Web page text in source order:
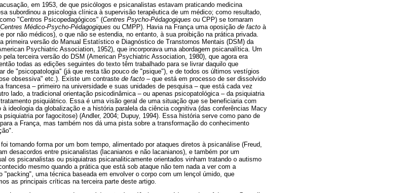
em 1953, de que psicólogos e psicanalistas estavam praticando medicina
subordinou a psicologia clínica à supervisão terapêutica de um médico; como resultado,
"Centros Psicopedagógicos" (Centres Psycho-Pédagogiques ou CPP) se tornaram
Centres Médico-Psycho-Pédagogiques ou CMPP). Havia na França uma oposição de facto à
por não médicos), o que não se estendia, no entanto, à sua proibição na prática privada.
primeira versão do Manual Estatístico e Diagnóstico de Transtornos Mentais (DSM) da
Psychiatric Association, 1952), que incorporava uma abordagem psicanalítica. Um
terceira versão do DSM (American Psychiatric Association, 1980), que agora era
todas as edições seguintes do texto têm trabalhado para se livrar daquilo que
de "psicopatologia" (já que resta tão pouco de "psique"), e de todos os últimos vestígios
obsessiva" etc.). Existe um contraste de facto – que está em processo de ser dissolvido
francesa – primeiro na universidade e suas unidades de pesquisa – que está cada vez
lado, a tradicional orientação psicodinâmica – ou apenas psicopatológica – da psiquiatria
psiquiátrico. Essa é uma visão geral de uma situação que se beneficiaria com
ideologia da globalização e a história paralela da ciência cognitiva (das conferências Macy
por fagocitose) (Andler, 2004; Dupuy, 1994). Essa história serve como pano de
a França, mas também nos dá uma pista sobre a transformação do conhecimento
tomando forma por um bom tempo, alimentado por ataques diretos à psicanálise (Freud,
desacordos entre psicanalistas (lacanianos e não lacanianos), e também por um
os psicanalistas ou psiquiatras psicanaliticamente orientados vinham tratando o autismo
mesmo quando a prática que está sob ataque não tem nada a ver com a
"packing", uma técnica baseada em envolver o corpo com um lençol úmido, que
as principais críticas na terceira parte deste artigo.